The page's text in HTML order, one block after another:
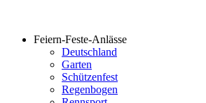
Feiern-Feste-Anlässe
Deutschland
Garten
Schützenfest
Regenbogen